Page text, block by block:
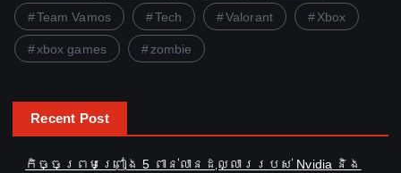
Team Vamos Tech Valorant Xbox
xbox games zombie
Recent Post
កិច្ចព្រមព្រៀង 5 ពាន់លានដុល្លាររបស់ Nvidia និង